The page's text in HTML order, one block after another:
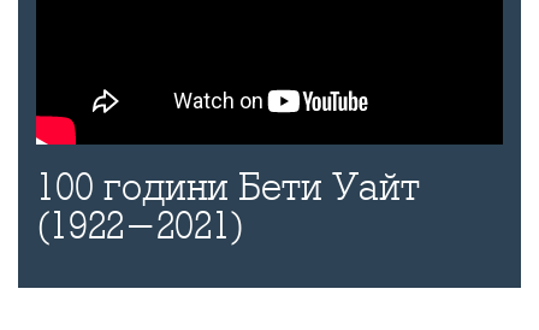
100 години Бети Уайт
(1922-2021)